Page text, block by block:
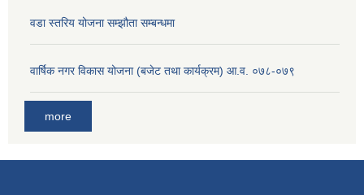
वडा स्तरिय योजना सम्झौता सम्बन्धमा
वार्षिक नगर विकास योजना (बजेट तथा कार्यक्रम) आ.व. ०७८-०७९
more